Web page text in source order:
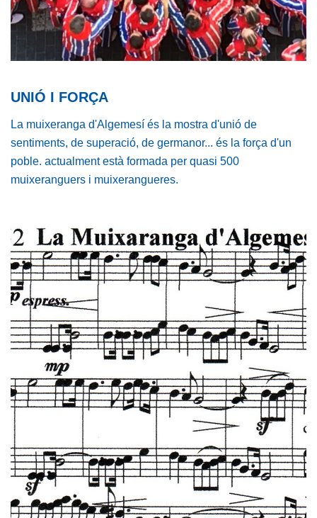
UNIÓ I FORÇA
La muixeranga d'Algemesí és la mostra d'unió de
sentiments, de superació, de germanor... és la força d'un
poble. actualment està formada per quasi 500
muixeranguers i muixerangueres.